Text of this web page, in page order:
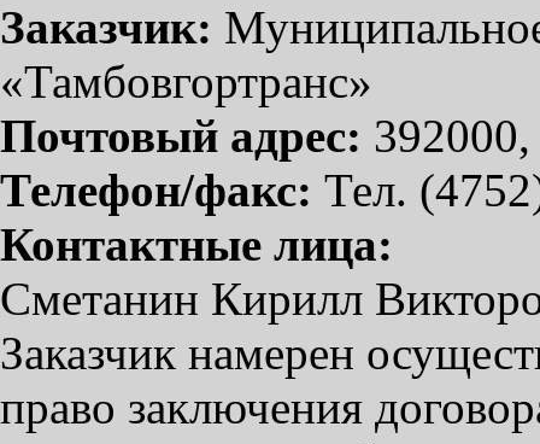
Заказчик:
«Тамбовгортранс»
Почтовый адрес:
Телефон/факс: Тел.
Контактные лица:
Сметанин Кирилл
Заказчик намерен
право заключения